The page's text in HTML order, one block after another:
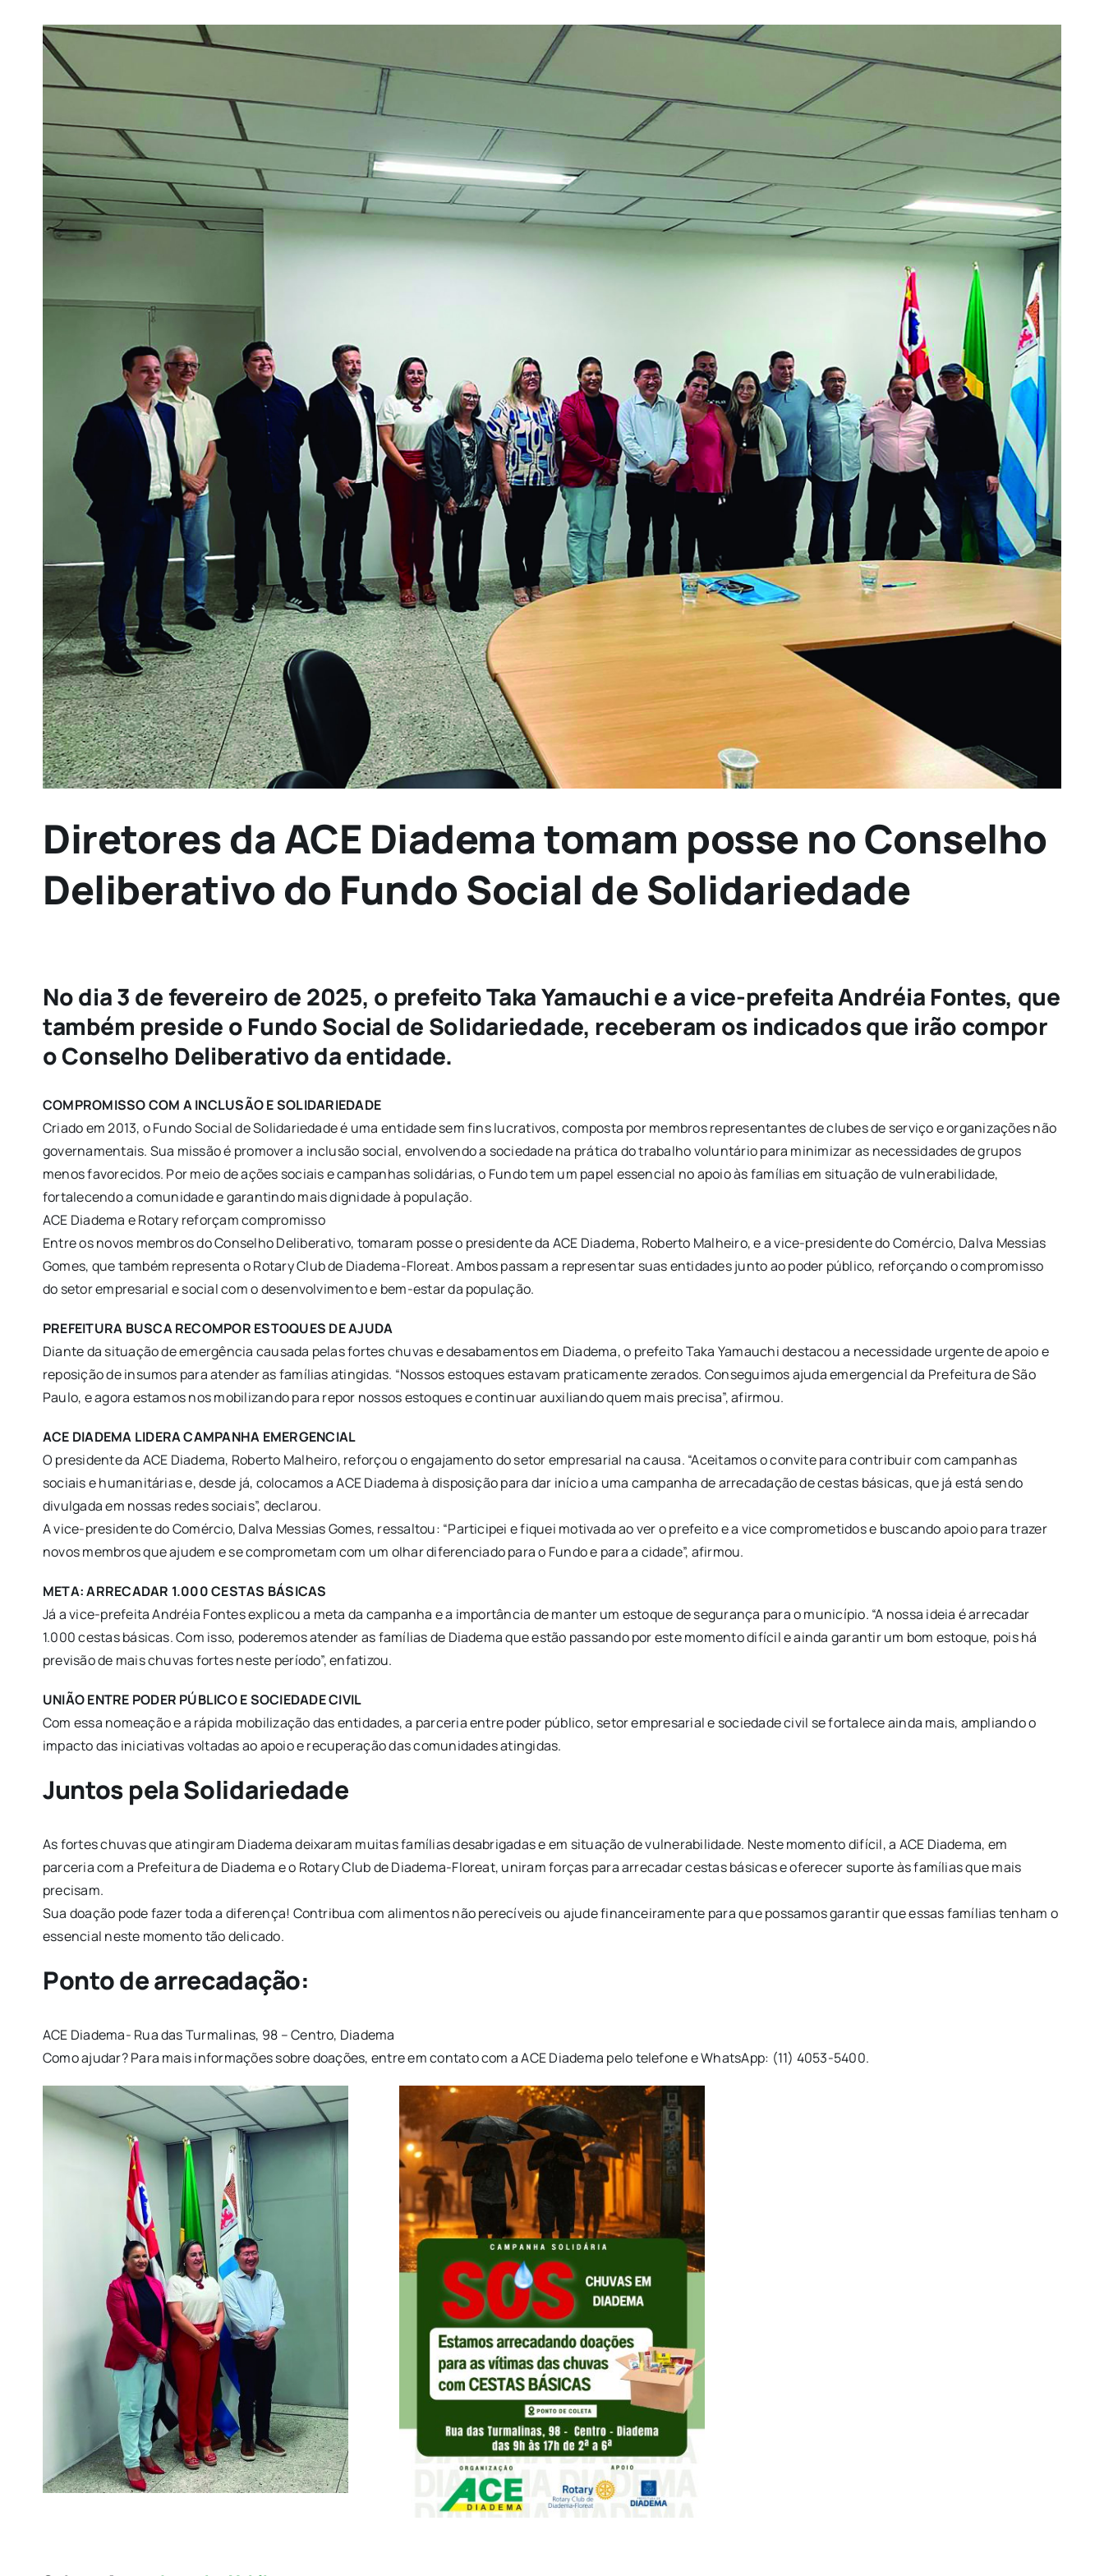
View
Larger
Image
Diretores da ACE Diadema tomam posse no Conselho
Deliberativo do Fundo Social de Solidariedade
No dia 3 de fevereiro de 2025, o prefeito Taka Yamauchi e a vice-prefeita Andréia Fontes, que
também preside o Fundo Social de Solidariedade, receberam os indicados que irão compor
o Conselho Deliberativo da entidade.
COMPROMISSO COM A INCLUSÃO E SOLIDARIEDADE
Criado em 2013, o Fundo Social de Solidariedade é uma entidade sem fins lucrativos, composta por membros representantes de clubes de serviço e organizações não
governamentais. Sua missão é promover a inclusão social, envolvendo a sociedade na prática do trabalho voluntário para minimizar as necessidades de grupos
menos favorecidos. Por meio de ações sociais e campanhas solidárias, o Fundo tem um papel essencial no apoio às famílias em situação de vulnerabilidade,
fortalecendo a comunidade e garantindo mais dignidade à população.
ACE Diadema e Rotary reforçam compromisso
Entre os novos membros do Conselho Deliberativo, tomaram posse o presidente da ACE Diadema, Roberto Malheiro, e a vice-presidente do Comércio, Dalva Messias
Gomes, que também representa o Rotary Club de Diadema-Floreat. Ambos passam a representar suas entidades junto ao poder público, reforçando o compromisso
do setor empresarial e social com o desenvolvimento e bem-estar da população.
PREFEITURA BUSCA RECOMPOR ESTOQUES DE AJUDA
Diante da situação de emergência causada pelas fortes chuvas e desabamentos em Diadema, o prefeito Taka Yamauchi destacou a necessidade urgente de apoio e
reposição de insumos para atender as famílias atingidas. “Nossos estoques estavam praticamente zerados. Conseguimos ajuda emergencial da Prefeitura de São
Paulo, e agora estamos nos mobilizando para repor nossos estoques e continuar auxiliando quem mais precisa”, afirmou.
ACE DIADEMA LIDERA CAMPANHA EMERGENCIAL
O presidente da ACE Diadema, Roberto Malheiro, reforçou o engajamento do setor empresarial na causa. “Aceitamos o convite para contribuir com campanhas
sociais e humanitárias e, desde já, colocamos a ACE Diadema à disposição para dar início a uma campanha de arrecadação de cestas básicas, que já está sendo
divulgada em nossas redes sociais”, declarou.
A vice-presidente do Comércio, Dalva Messias Gomes, ressaltou: “Participei e fiquei motivada ao ver o prefeito e a vice comprometidos e buscando apoio para trazer
novos membros que ajudem e se comprometam com um olhar diferenciado para o Fundo e para a cidade”, afirmou.
META: ARRECADAR 1.000 CESTAS BÁSICAS
Já a vice-prefeita Andréia Fontes explicou a meta da campanha e a importância de manter um estoque de segurança para o município. “A nossa ideia é arrecadar
1.000 cestas básicas. Com isso, poderemos atender as famílias de Diadema que estão passando por este momento difícil e ainda garantir um bom estoque, pois há
previsão de mais chuvas fortes neste período”, enfatizou.
UNIÃO ENTRE PODER PÚBLICO E SOCIEDADE CIVIL
Com essa nomeação e a rápida mobilização das entidades, a parceria entre poder público, setor empresarial e sociedade civil se fortalece ainda mais, ampliando o
impacto das iniciativas voltadas ao apoio e recuperação das comunidades atingidas.
Juntos pela Solidariedade
As fortes chuvas que atingiram Diadema deixaram muitas famílias desabrigadas e em situação de vulnerabilidade. Neste momento difícil, a ACE Diadema, em
parceria com a Prefeitura de Diadema e o Rotary Club de Diadema-Floreat, uniram forças para arrecadar cestas básicas e oferecer suporte às famílias que mais
precisam.
Sua doação pode fazer toda a diferença! Contribua com alimentos não perecíveis ou ajude financeiramente para que possamos garantir que essas famílias tenham o
essencial neste momento tão delicado.
Ponto de arrecadação:
ACE Diadema- Rua das Turmalinas, 98 – Centro, Diadema
Como ajudar? Para mais informações sobre doações, entre em contato com a ACE Diadema pelo telefone e WhatsApp: (11) 4053-5400.